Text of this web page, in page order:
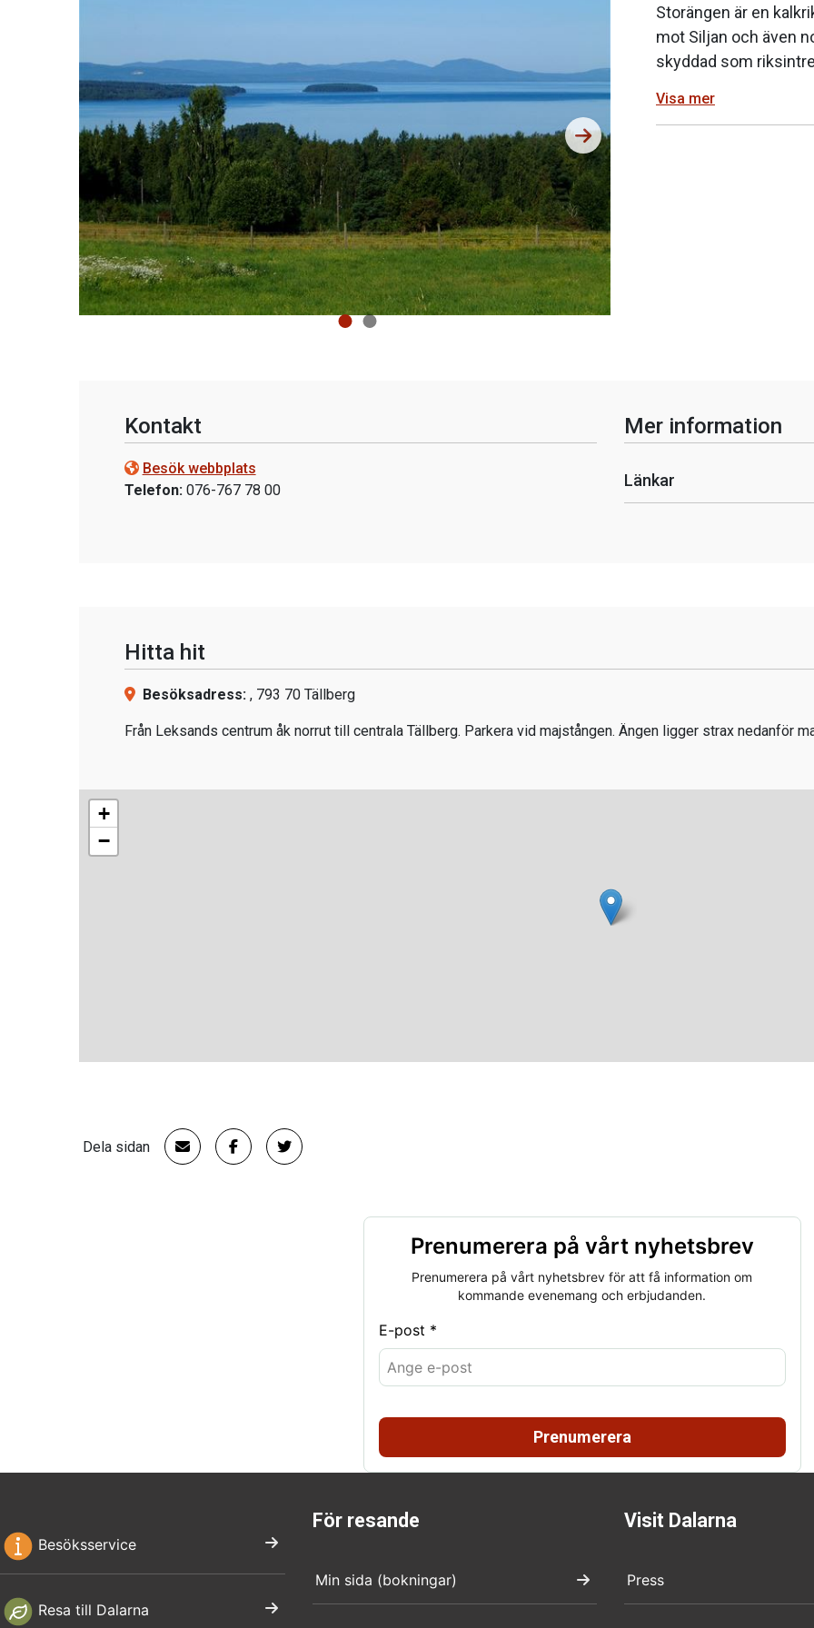
Storängen är en
mot Siljan och även
skyddad som
Visa mer
Kontakt
Besök webbplats
Telefon: 076-767 78 00
Mer information
Länkar
Hitta hit
Besöksadress: , 793 70 Tällberg
Från Leksands centrum åk norrut till centrala Tällberg. Parkera vid majstången. Ängen ligger strax nedanför
+
−
Dela sidan
Prenumerera på vårt nyhetsbrev
Prenumerera på vårt nyhetsbrev för att få information om
kommande evenemang och erbjudanden.
E-post *
Prenumerera
Besöksservice
Resa till Dalarna
För resande
Min sida (bokningar)
Visit Dalarna
Press